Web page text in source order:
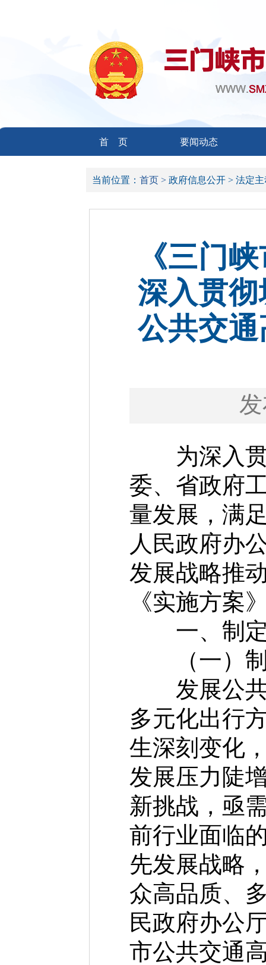
首 页 要闻动态
当前位置： 首页 > 政府信息公开 > 法定
《三门
深入贯
公共交
为深入贯
委、省政府
量发展，满
人民政府办
发展战略推
《实施方案
一、制定
（一）制
发展公共
多元化出行
生深刻变化
发展压力陡
新挑战，亟
前行业面临
先发展战略
众高品质、
民政府办公
市公共交通